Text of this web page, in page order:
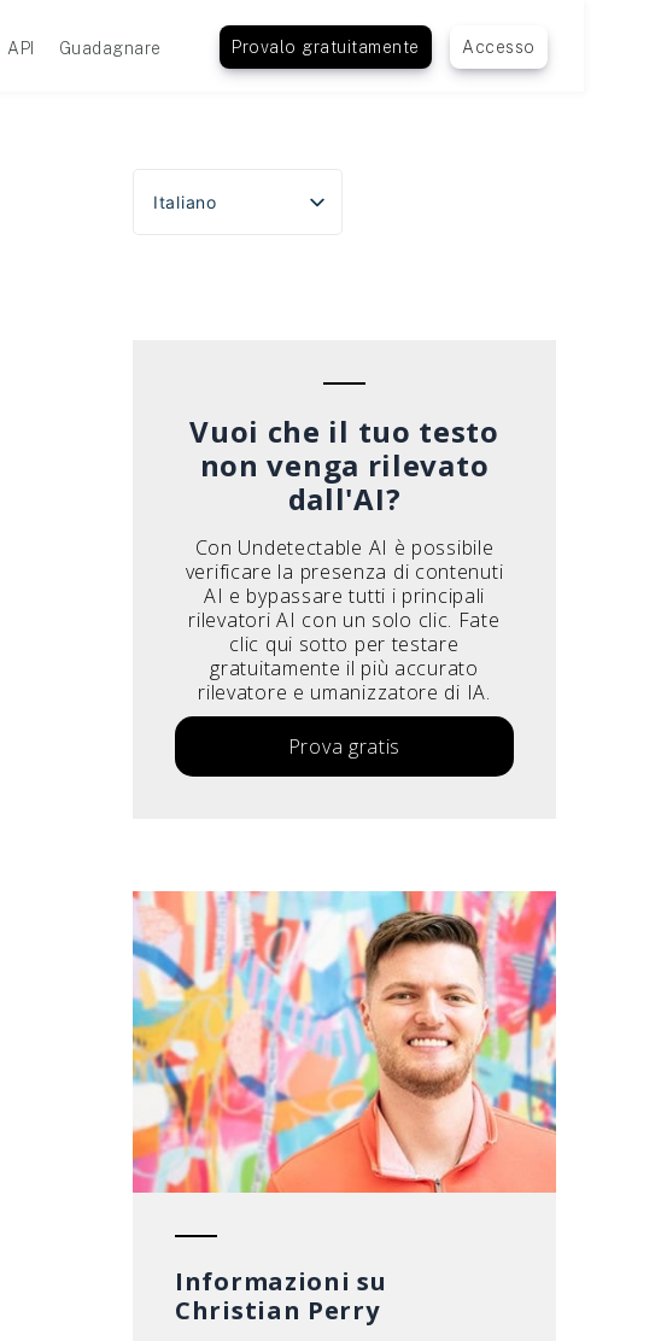
API Guadagnare Provalo gratuitamente Accesso
Italiano
English
Vuoi che il tuo testo
non venga rilevato
dall'AI?
Con Undetectable AI è possibile
verificare la presenza di contenuti
AI e bypassare tutti i principali
rilevatori AI con un solo clic. Fate
clic qui sotto per testare
gratuitamente il più accurato
rilevatore e umanizzatore di IA.
Prova gratis
Informazioni su
Christian Perry